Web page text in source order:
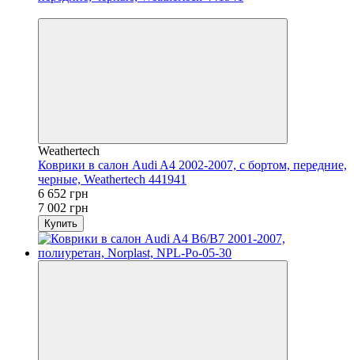
Weathertech
Коврики в салон Audi A4 2002-2007, с бортом, передние,
черные, Weathertech 441941
6 652 грн
7 002 грн
Купить